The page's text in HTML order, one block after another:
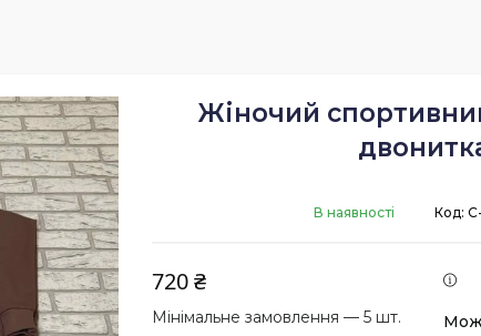
Жіночий
В наявності Код:
720 ₴
Мінімальне замовлення — 5 шт.